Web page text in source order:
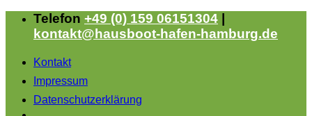
Zum
springen
Telefon +49 (0) 159 06151304
kontakt@hausboot-hafen-hamburg.de
Kontakt
Impressum
Datenschutzerklärung